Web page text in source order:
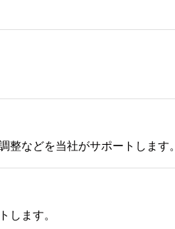
などを当社がサポートします。
します。